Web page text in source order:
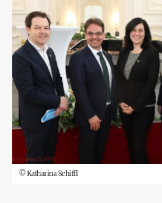
©Katharina Schiffl